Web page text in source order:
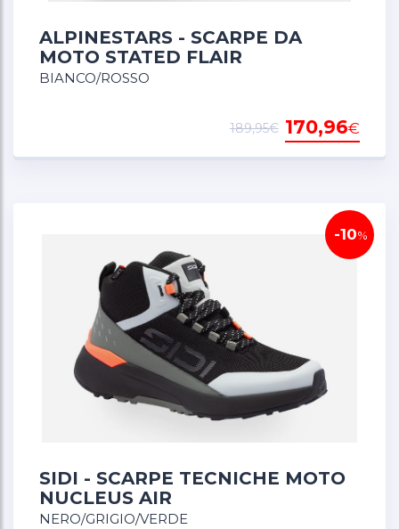
ALPINESTARS - SCARPE DA
MOTO STATED FLAIR
BIANCO/ROSSO
170,96€
189,95€
SIDI - SCARPE TECNICHE MOTO
NUCLEUS AIR
NERO/GRIGIO/VERDE
-10%